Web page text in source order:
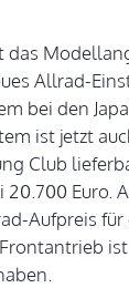
das
Allrad-
bei den
ist jetzt
Club
Euro.
Aufpreis